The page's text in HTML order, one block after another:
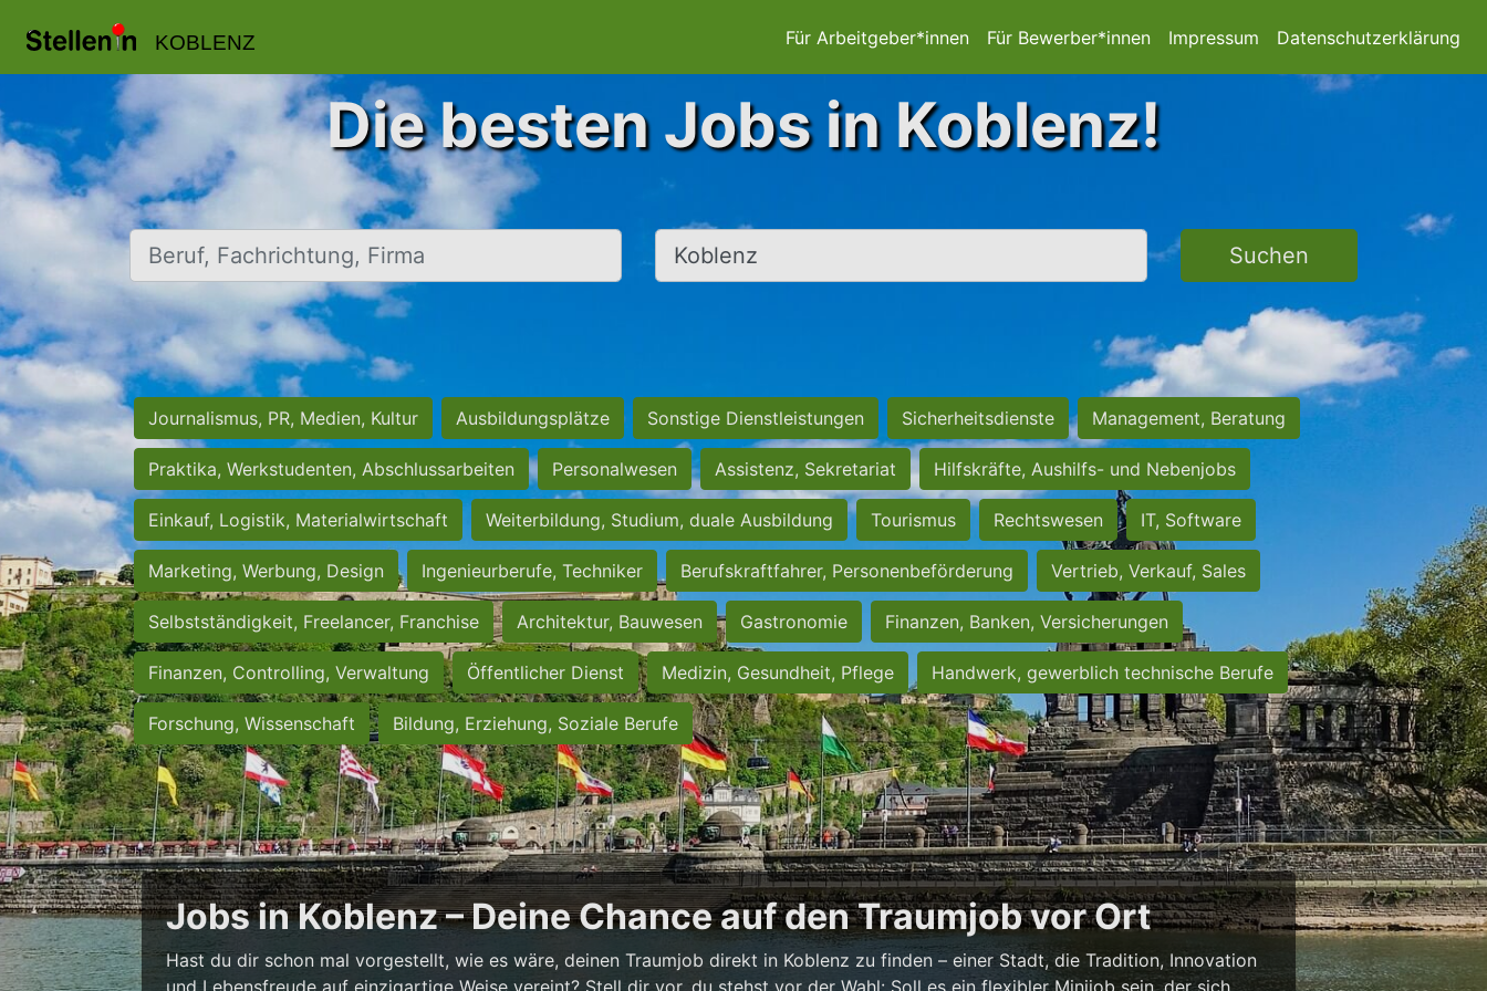
KOBLENZ Für Arbeitgeber*innen Für Bewerber*innen Impressum Datenschutzerklärung
Die besten Jobs in Koblenz!
Beruf, Fachrichtung, Firma Ort, Stadt Suchen
Journalismus, PR, Medien, Kultur Ausbildungsplätze Sonstige Dienstleistungen Sicherheitsdienste Management, Beratung
Praktika, Werkstudenten, Abschlussarbeiten Personalwesen Assistenz, Sekretariat Hilfskräfte, Aushilfs- und Nebenjobs
Einkauf, Logistik, Materialwirtschaft Weiterbildung, Studium, duale Ausbildung Tourismus Rechtswesen IT, Software
Marketing, Werbung, Design Ingenieurberufe, Techniker Berufskraftfahrer, Personenbeförderung Vertrieb, Verkauf, Sales
Selbstständigkeit, Freelancer, Franchise Architektur, Bauwesen Gastronomie Finanzen, Banken, Versicherungen
Finanzen, Controlling, Verwaltung Öffentlicher Dienst Medizin, Gesundheit, Pflege Handwerk, gewerblich technische Berufe
Forschung, Wissenschaft Bildung, Erziehung, Soziale Berufe
Jobs in Koblenz – Deine Chance auf den Traumjob vor Ort
Hast du dir schon mal vorgestellt, wie es wäre, deinen Traumjob direkt in Koblenz zu finden – einer Stadt, die Tradition, Innovation